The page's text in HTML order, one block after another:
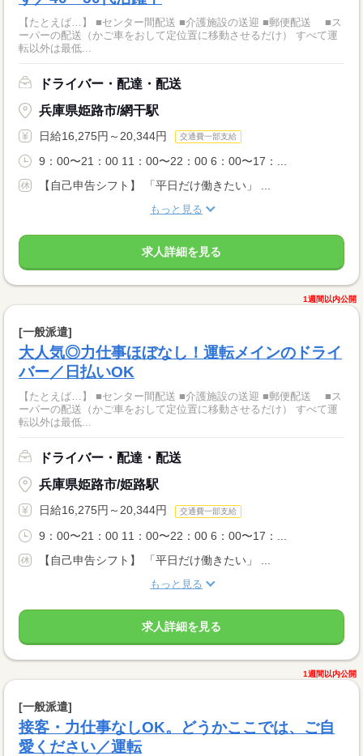
【たとえば…】 ■センター間配送 ■介護施設の送迎 ■郵便配送 ■ス
ーパーの配送（かご車をおして定位置に移動させるだけ） すべて運
転以外は最低...
ドライバー・配達・配送
兵庫県姫路市/網干駅
日給16,275円～20,344円 交通費一部支給
9：00〜21：00 11：00〜22：00 6：00〜17：...
【自己申告シフト】 「平日だけ働きたい」 ...
もっと見る
求人詳細を見る
1週間以内公開
[一般派遣]
大人気◎力仕事ほぼなし！運転メインのドライ
バー／日払いOK
【たとえば…】 ■センター間配送 ■介護施設の送迎 ■郵便配送 ■ス
ーパーの配送（かご車をおして定位置に移動させるだけ） すべて運
転以外は最低...
ドライバー・配達・配送
兵庫県姫路市/姫路駅
日給16,275円～20,344円 交通費一部支給
9：00〜21：00 11：00〜22：00 6：00〜17：...
【自己申告シフト】 「平日だけ働きたい」 ...
もっと見る
求人詳細を見る
1週間以内公開
[一般派遣]
接客・力仕事なしOK。どうかここでは、ご自
愛ください／運転